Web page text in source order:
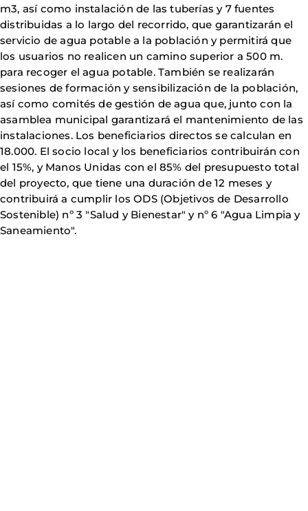
m3, así como instalación de las tuberías y 7 fuentes
distribuidas a lo largo del recorrido, que garantizarán el
servicio de agua potable a la población y permitirá que
los usuarios no realicen un camino superior a 500 m.
para recoger el agua potable. También se realizarán
sesiones de formación y sensibilización de la población,
así como comités de gestión de agua que, junto con la
asamblea municipal garantizará el mantenimiento de las
instalaciones. Los beneficiarios directos se calculan en
18.000. El socio local y los beneficiarios contribuirán con
el 15%, y Manos Unidas con el 85% del presupuesto total
del proyecto, que tiene una duración de 12 meses y
contribuirá a cumplir los ODS (Objetivos de Desarrollo
Sostenible) nº 3 "Salud y Bienestar" y nº 6 "Agua Limpia y
Saneamiento".